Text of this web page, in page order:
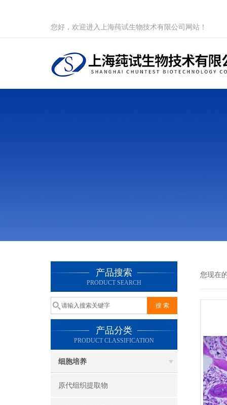
您好，欢迎进入上海莼试生物技术有限公司网站！
产品搜索
PRODUCT SEARCH
产品分类
PRODUCT CLASSIFICATION
细胞培养
原代组织提取物
您现在